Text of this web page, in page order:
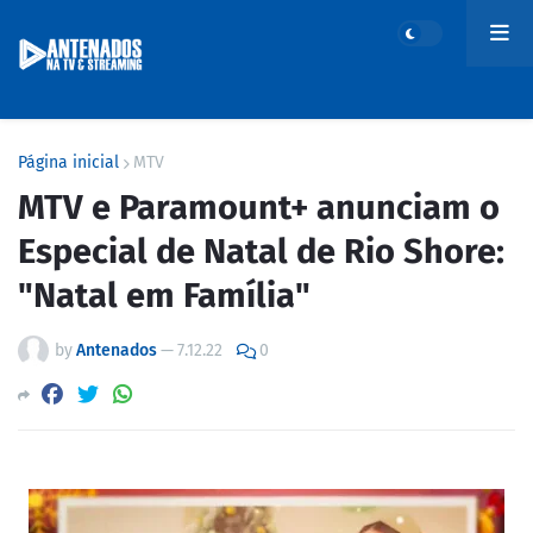
Página inicial MTV
MTV e Paramount+ anunciam o
Especial de Natal de Rio Shore:
"Natal em Família"
byAntenados—7.12.22 0